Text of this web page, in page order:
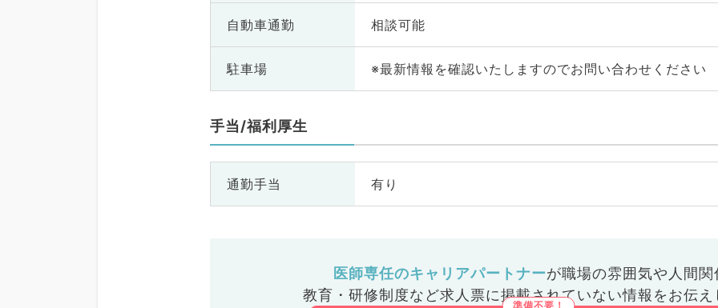
自動車通勤 相談可能
駐車場 ※最新情報を確認いたしますのでお問い合わせください
手当/福利厚生
通勤手当 有り
医師専任のキャリアパートナーが職場の雰囲気や人間関
教育・研修制度など求人票に掲載されていない情報をお伝え